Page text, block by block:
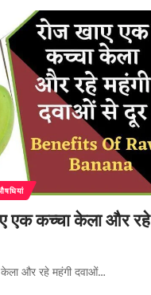
एक कच्चा केला और रहे
और रहे महंगी दवाओं…